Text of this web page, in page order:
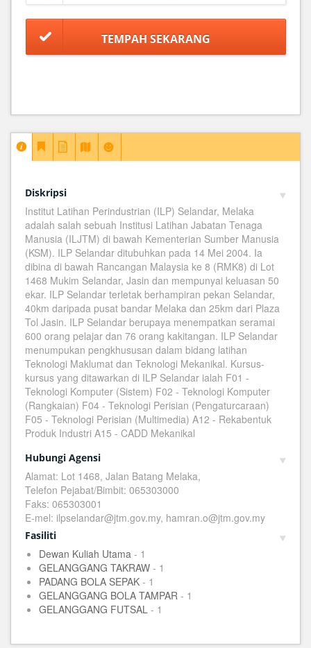
Diskripsi
Institut Latihan Perindustrian (ILP) Selandar, Melaka
adalah salah sebuah Institusi Latihan Jabatan Tenaga
Manusia (ILJTM) di bawah Kementerian Sumber Manusia
(KSM). ILP Selandar ditubuhkan pada 14 Mei 2004. Ia
dibina di bawah Rancangan Malaysia ke 8 (RMK8) di Lot
1468 Mukim Selandar, Jasin dan mempunyai keluasan 50
ekar. ILP Selandar terletak berhampiran pekan Selandar,
40km daripada pusat bandar Melaka dan 25km dari Plaza
Tol Jasin. ILP Selandar berupaya menempatkan seramai
600 orang pelajar dan 76 orang kakitangan. ILP Selandar
menumpukan pengkhususan dalam bidang latihan
Teknologi Maklumat dan Teknologi Mekanikal. Kursus-
kursus yang ditawarkan di ILP Selandar ialah F01 -
Teknologi Komputer (Sistem) F02 - Teknologi Komputer
(Rangkaian) F04 - Teknologi Perisian (Pengaturcaraan)
F05 - Teknologi Perisian (Multimedia) A12 - Rekabentuk
Produk Industri A15 - CADD Mekanikal
Hubungi Agensi
Alamat: Lot 1468, Jalan Batang Melaka,
Telefon Pejabat/Bimbit: 065303000
Faks: 065303001
E-mel: ilpselandar@jtm.gov.my, hamran.o@jtm.gov.my
Fasiliti
Dewan Kuliah Utama - 1
GELANGGANG TAKRAW - 1
PADANG BOLA SEPAK - 1
GELANGGANG BOLA TAMPAR - 1
GELANGGANG FUTSAL - 1